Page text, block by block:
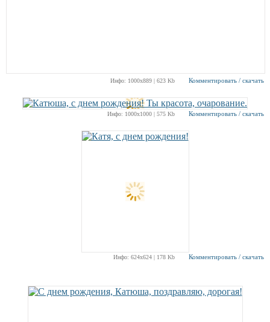
Инфо: 1000х889 | 623 Kb Комментировать / скачать
Инфо: 1000х1000 | 575 Kb Комментировать / скачать
Инфо: 624х624 | 178 Kb Комментировать / скачать